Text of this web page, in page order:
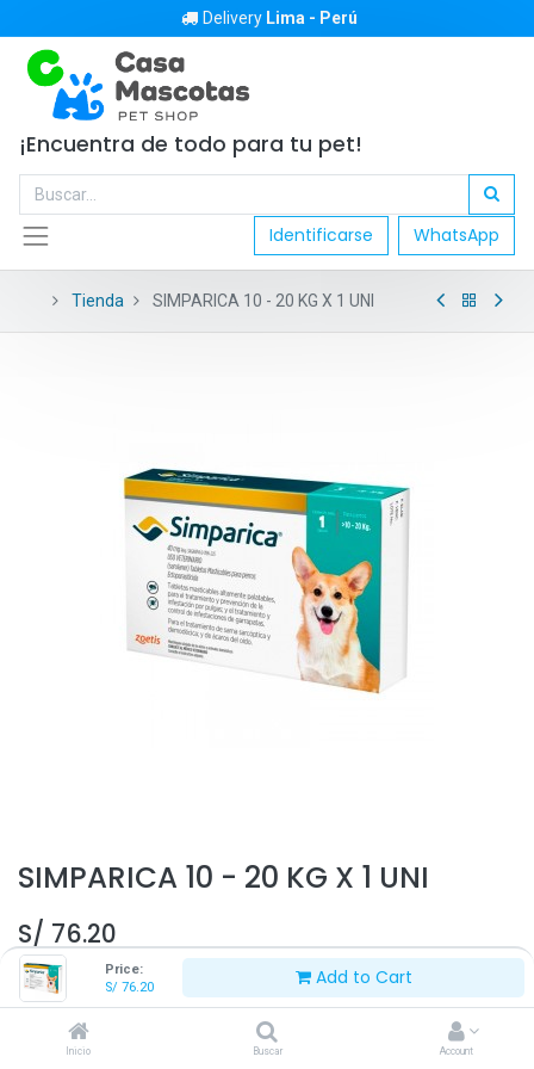
Price:
S/ 76.20 Add to Cart
Inicio Buscar Account
Delivery Lima - Perú
¡Encuentra de todo para tu pet!
Identificarse WhatsApp
Tienda SIMPARICA 10 - 20 KG X 1 UNI
SIMPARICA 10 - 20 KG X 1 UNI
S/ 76.20